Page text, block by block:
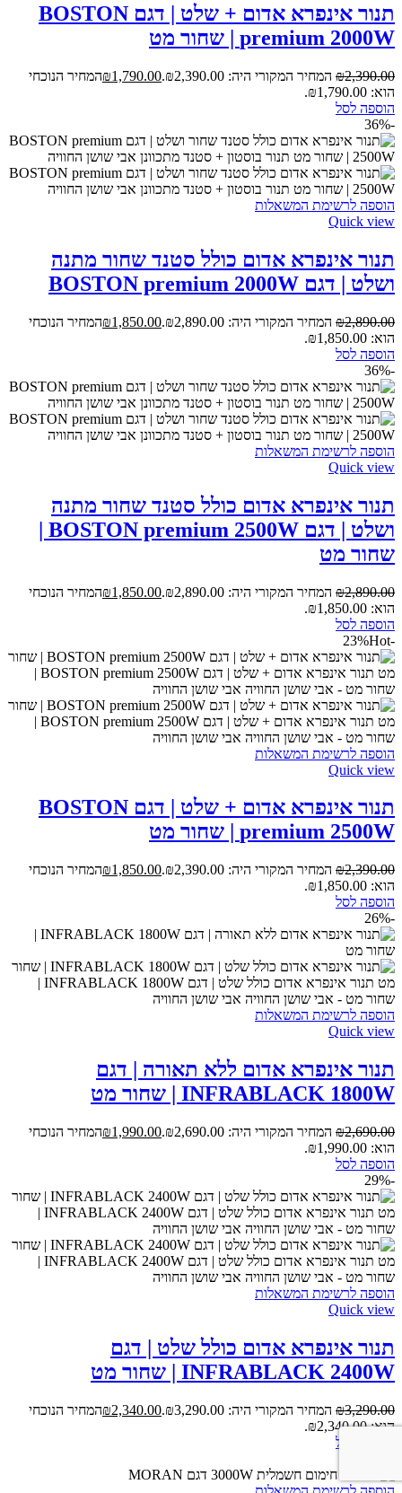
תנור אינפרא אדום + שלט | דגם BOSTON
premium 2000W | שחור מט
₪2,390.00 המחיר המקורי היה: ₪2,390.00. ₪1,790.00
המחיר הנוכחי
הוא: ₪1,790.00.
הוספה לסל
-36%
הוספה לרשימת המשאלות
Quick view
תנור אינפרא אדום כולל סטנד שחור מתנה
ושלט | דגם BOSTON premium 2000W
₪2,890.00 המחיר המקורי היה: ₪2,890.00. ₪1,850.00
המחיר הנוכחי
הוא: ₪1,850.00.
הוספה לסל
-36%
הוספה לרשימת המשאלות
Quick view
תנור אינפרא אדום כולל סטנד שחור מתנה
ושלט | דגם BOSTON premium 2500W |
שחור מט
₪2,890.00 המחיר המקורי היה: ₪2,890.00. ₪1,850.00
המחיר הנוכחי
הוא: ₪1,850.00.
הוספה לסל
-23%
Hot
הוספה לרשימת המשאלות
Quick view
תנור אינפרא אדום + שלט | דגם BOSTON
premium 2500W | שחור מט
₪2,390.00 המחיר המקורי היה: ₪2,390.00. ₪1,850.00
המחיר הנוכחי
הוא: ₪1,850.00.
הוספה לסל
-26%
הוספה לרשימת המשאלות
Quick view
תנור אינפרא אדום ללא תאורה | דגם
INFRABLACK 1800W | שחור מט
₪2,690.00 המחיר המקורי היה: ₪2,690.00. ₪1,990.00
המחיר הנוכחי
הוא: ₪1,990.00.
הוספה לסל
-29%
הוספה לרשימת המשאלות
Quick view
תנור אינפרא אדום כולל שלט | דגם
INFRABLACK 2400W | שחור מט
₪3,290.00 המחיר המקורי היה: ₪3,290.00. ₪2,340.00
המחיר הנוכחי
הוא: ₪2,340.00.
הוספה לסל